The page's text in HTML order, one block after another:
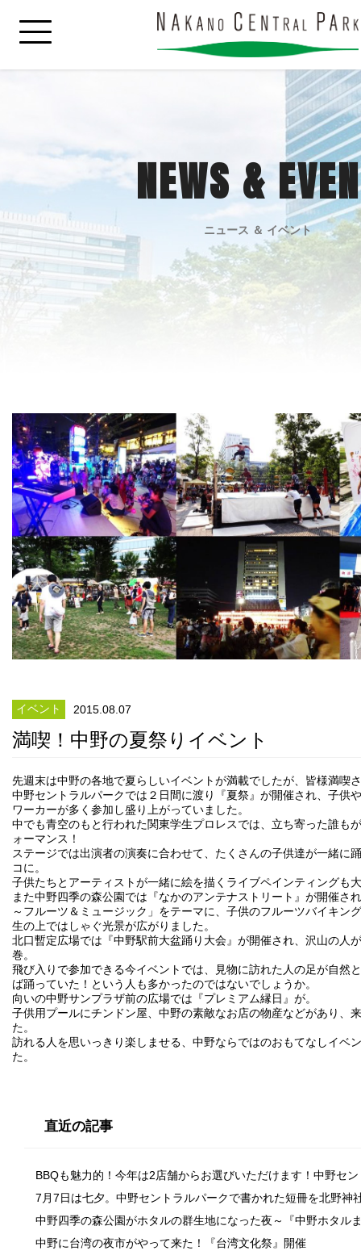
NEWS &
ニュース ＆ イベント
イベント 2015.08.07
満喫！中野の夏祭りイベント
先週末は中野の各地で夏らしいイベントが満載でしたが、皆様満喫
中野セントラルパークでは２日間に渡り『夏祭』が開催され、子供
ワーカーが多く参加し盛り上がっていました。
中でも青空のもと行われた関東学生プロレスでは、立ち寄った誰も
ォーマンス！
ステージでは出演者の演奏に合わせて、たくさんの子供達が一緒に
コに。
子供たちとアーティストが一緒に絵を描くライブペインティングも
また中野四季の森公園では『なかのアンテナストリート』が開催さ
～フルーツ＆ミュージック」をテーマに、子供のフルーツバイキン
生の上ではしゃぐ光景が広がりました。
北口暫定広場では『中野駅前大盆踊り大会』が開催され、沢山の人
巻。
飛び入りで参加できる今イベントでは、見物に訪れた人の足が自然
ば踊っていた！という人も多かったのではないでしょうか。
向いの中野サンプラザ前の広場では『プレミアム縁日』が。
子供用プールにチンドン屋、中野の素敵なお店の物産などがあり、
た。
訪れる人を思いっきり楽しませる、中野ならではのおもてなしイベ
た。
直近の記事
BBQも魅力的！今年は2店舗からお選びいただけます！中野セ
7月7日は七夕。中野セントラルパークで書かれた短冊を北野神
中野四季の森公園がホタルの群生地になった夜～『中野ホタル
中野に台湾の夜市がやって来た！『台湾文化祭』開催